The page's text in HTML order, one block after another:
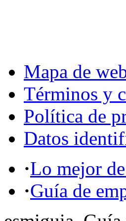
Mapa de
Términos y
Política de
Datos
·Lo mejor
·Guía de